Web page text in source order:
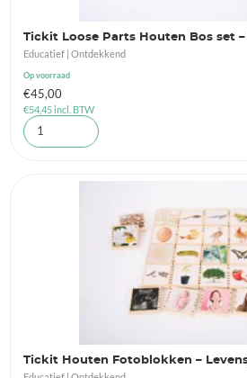
Tickit Loose Parts Houten Bos set
Educatief | Ontdekkend
Op voorraad
€45,00
€54,45incl. BTW
Tickit Houten Fotoblokken –